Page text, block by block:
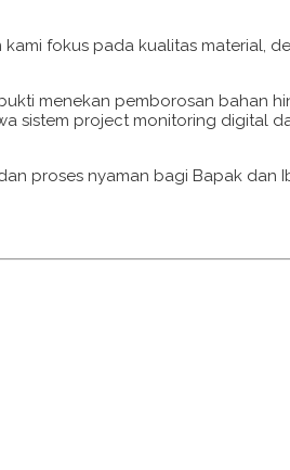
fokus pada kualitas material,
menekan pemborosan bahan
sistem project monitoring digital
proses nyaman bagi Bapak dan